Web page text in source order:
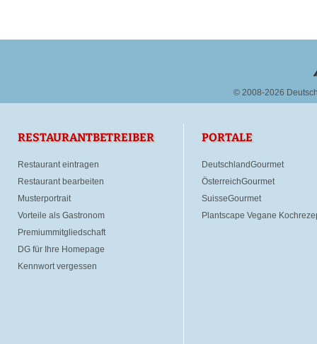
© 2008-2026
RESTAURANTBETREIBER
Restaurant eintragen
Restaurant bearbeiten
Musterportrait
Vorteile als Gastronom
Premiummitgliedschaft
DG für Ihre Homepage
Kennwort vergessen
PORTALE
DeutschlandGourmet
ÖsterreichGourmet
SuisseGourmet
Plantscape Vegane